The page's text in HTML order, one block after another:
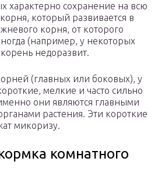
характерно сохранение на всю
который развивается в
корня, от которого
(например, у некоторых
недоразвит.
(главных или боковых), у
мелкие и часто сильно
они являются главными
растения. Эти короткие
микоризу.
комнатного